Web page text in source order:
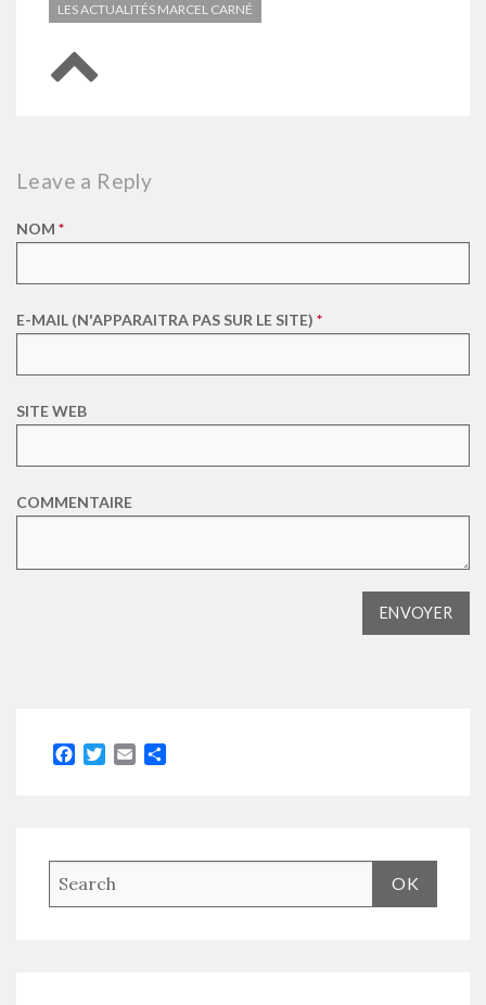
LES ACTUALITÉS MARCEL CARNÉ
Retour en haut de page
Leave a Reply
NOM *
E-MAIL (N'APPARAITRA PAS SUR LE SITE) *
SITE WEB
COMMENTAIRE
Facebook
TwitterEmail